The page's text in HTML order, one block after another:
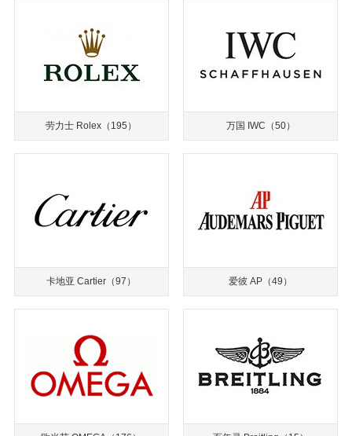
劳力士 Rolex （195） 万国 IWC （50）
卡地亚 Cartier （97） 爱彼 AP （49）